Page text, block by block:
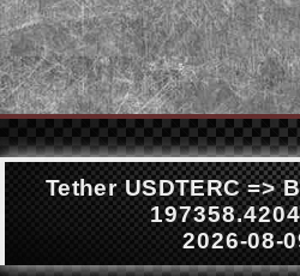
Tether USDTERC =>
2026-08-